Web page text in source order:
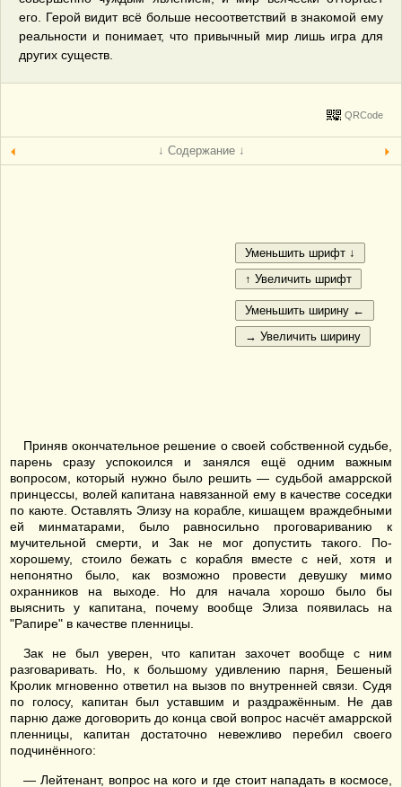
его. Герой видит всё больше несоответствий в знакомой ему
реальности и понимает, что привычный мир лишь игра для
других существ.
QRCode
↓ Содержание ↓
Приняв окончательное решение о своей собственной судьбе,
парень сразу успокоился и занялся ещё одним важным
вопросом, который нужно было решить — судьбой амаррской
принцессы, волей капитана навязанной ему в качестве соседки
по каюте. Оставлять Элизу на корабле, кишащем враждебными
ей минматарами, было равносильно проговариванию к
мучительной смерти, и Зак не мог допустить такого. По-
хорошему, стоило бежать с корабля вместе с ней, хотя и
непонятно было, как возможно провести девушку мимо
охранников на выходе. Но для начала хорошо было бы
выяснить у капитана, почему вообще Элиза появилась на
"Рапире" в качестве пленницы.
Зак не был уверен, что капитан захочет вообще с ним
разговаривать. Но, к большому удивлению парня, Бешеный
Кролик мгновенно ответил на вызов по внутренней связи. Судя
по голосу, капитан был уставшим и раздражённым. Не дав
парню даже договорить до конца свой вопрос насчёт амаррской
пленницы, капитан достаточно невежливо перебил своего
подчинённого:
— Лейтенант, вопрос на кого и где стоит нападать в космосе,